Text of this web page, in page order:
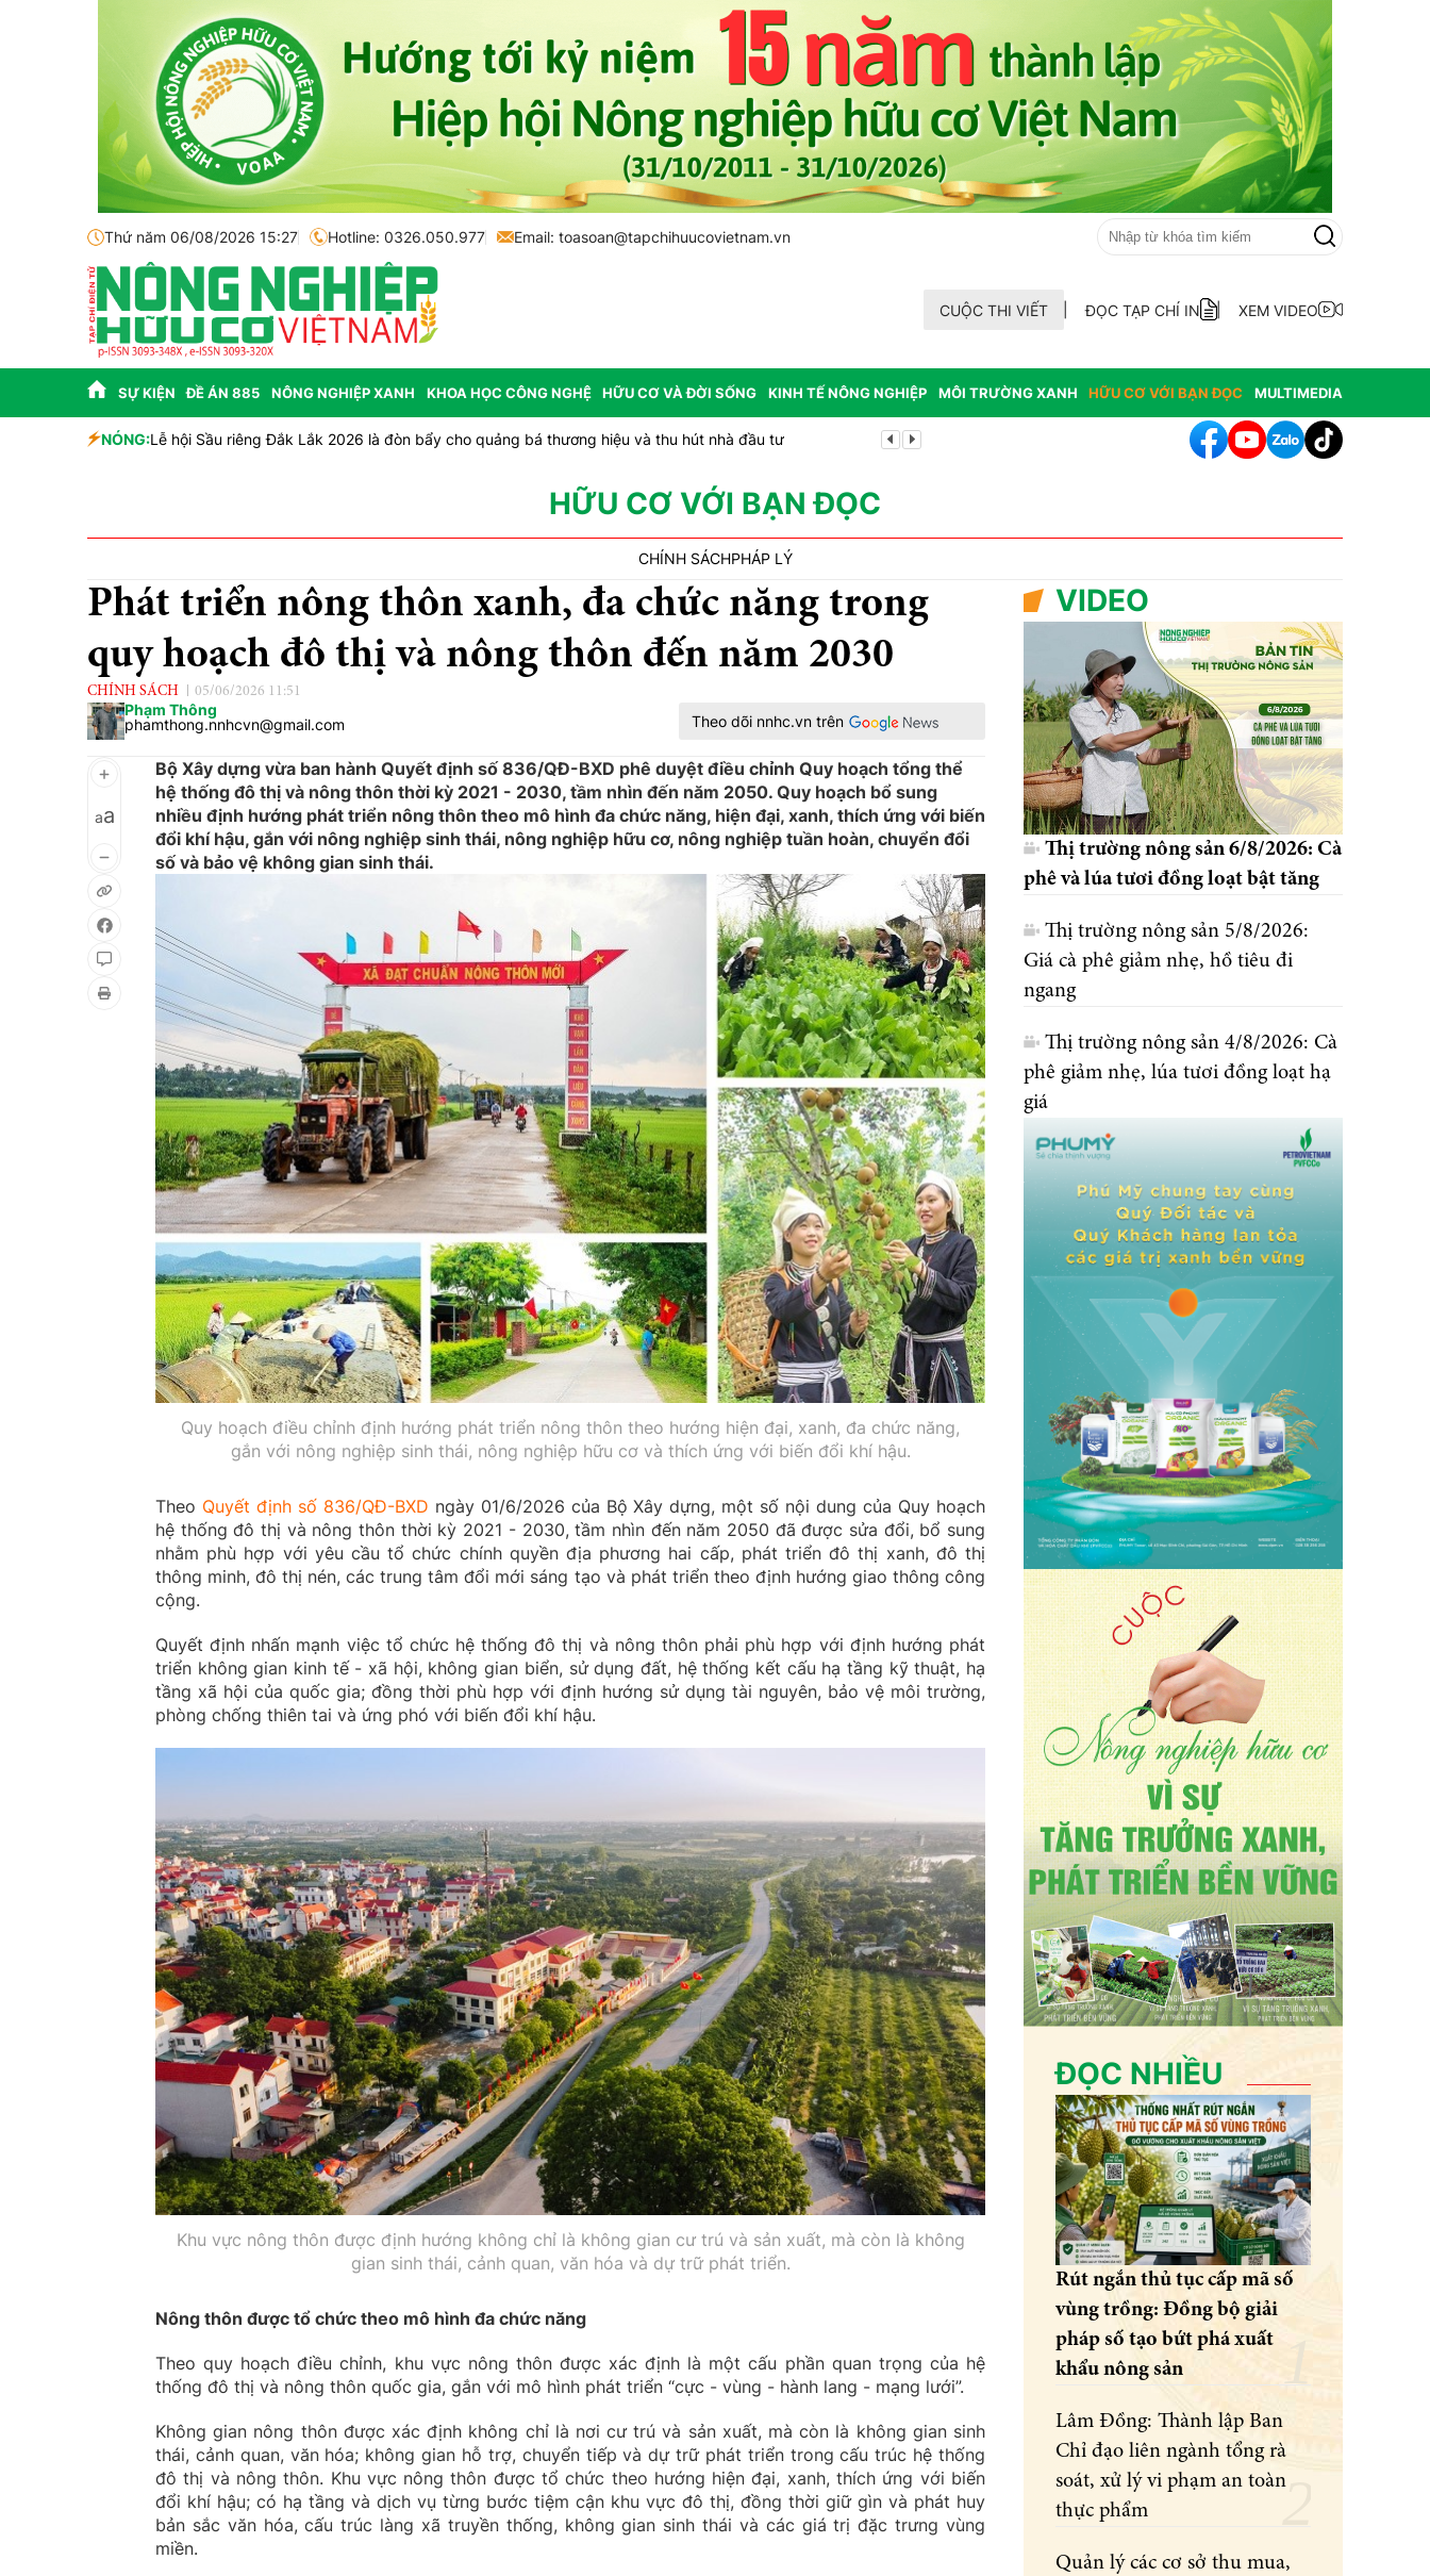
Thứ năm 06/08/2026 15:27 Hotline: 0326.050.977 Email: toasoan@tapchihuucovietnam.vn
CUỘC THI VIẾT ĐỌC TẠP CHÍ IN XEM VIDEO
SỰ KIỆN ĐỀ ÁN 885 NÔNG NGHIỆP XANH KHOA HỌC CÔNG NGHỆ HỮU CƠ VÀ ĐỜI SỐNG KINH TẾ NÔNG NGHIỆP MÔI TRƯỜNG XANH HỮU CƠ VỚI BẠN ĐỌC MULTIMEDIA
NÓNG:Lễ hội Sầu riêng Đắk Lắk 2026 là đòn bẩy cho quảng bá thương hiệu và thu hút nhà đầu tư Bắc Ninh công bố quy hoạch chiến lược, chính thức đạt tiêu chí đô thị loại I
HỮU CƠ VỚI BẠN ĐỌC
CHÍNH SÁCHPHÁP LÝ
Phát triển nông thôn xanh, đa chức năng trong
quy hoạch đô thị và nông thôn đến năm 2030
CHÍNH SÁCH 05/06/2026 11:51
Phạm Thông
phamthong.nnhcvn@gmail.com
Theo dõi nnhc.vn trên
aa
Bộ Xây dựng vừa ban hành Quyết định số 836/QĐ-BXD phê duyệt điều chỉnh Quy hoạch tổng thể
hệ thống đô thị và nông thôn thời kỳ 2021 - 2030, tầm nhìn đến năm 2050. Quy hoạch bổ sung
nhiều định hướng phát triển nông thôn theo mô hình đa chức năng, hiện đại, xanh, thích ứng với biến
đổi khí hậu, gắn với nông nghiệp sinh thái, nông nghiệp hữu cơ, nông nghiệp tuần hoàn, chuyển đổi
số và bảo vệ không gian sinh thái.
Quy hoạch điều chỉnh định hướng phát triển nông thôn theo hướng hiện đại, xanh, đa chức năng,
gắn với nông nghiệp sinh thái, nông nghiệp hữu cơ và thích ứng với biến đổi khí hậu.
Theo Quyết định số 836/QĐ-BXD ngày 01/6/2026 của Bộ Xây dựng, một số nội dung của Quy hoạch
hệ thống đô thị và nông thôn thời kỳ 2021 - 2030, tầm nhìn đến năm 2050 đã được sửa đổi, bổ sung
nhằm phù hợp với yêu cầu tổ chức chính quyền địa phương hai cấp, phát triển đô thị xanh, đô thị
thông minh, đô thị nén, các trung tâm đổi mới sáng tạo và phát triển theo định hướng giao thông công
cộng.
Quyết định nhấn mạnh việc tổ chức hệ thống đô thị và nông thôn phải phù hợp với định hướng phát
triển không gian kinh tế - xã hội, không gian biển, sử dụng đất, hệ thống kết cấu hạ tầng kỹ thuật, hạ
tầng xã hội của quốc gia; đồng thời phù hợp với định hướng sử dụng tài nguyên, bảo vệ môi trường,
phòng chống thiên tai và ứng phó với biến đổi khí hậu.
Khu vực nông thôn được định hướng không chỉ là không gian cư trú và sản xuất, mà còn là không
gian sinh thái, cảnh quan, văn hóa và dự trữ phát triển.
Nông thôn được tổ chức theo mô hình đa chức năng
Theo quy hoạch điều chỉnh, khu vực nông thôn được xác định là một cấu phần quan trọng của hệ
thống đô thị và nông thôn quốc gia, gắn với mô hình phát triển “cực - vùng - hành lang - mạng lưới”.
Không gian nông thôn được xác định không chỉ là nơi cư trú và sản xuất, mà còn là không gian sinh
thái, cảnh quan, văn hóa; không gian hỗ trợ, chuyển tiếp và dự trữ phát triển trong cấu trúc hệ thống
đô thị và nông thôn. Khu vực nông thôn được tổ chức theo hướng hiện đại, xanh, thích ứng với biến
đổi khí hậu; có hạ tầng và dịch vụ từng bước tiệm cận khu vực đô thị, đồng thời giữ gìn và phát huy
bản sắc văn hóa, cấu trúc làng xã truyền thống, không gian sinh thái và các giá trị đặc trưng vùng
miền.
VIDEO
Thị trường nông sản 6/8/2026: Cà
phê và lúa tươi đồng loạt bật tăng
Thị trường nông sản 5/8/2026:
Giá cà phê giảm nhẹ, hồ tiêu đi
ngang
Thị trường nông sản 4/8/2026: Cà
phê giảm nhẹ, lúa tươi đồng loạt hạ
giá
ĐỌC NHIỀU
Rút ngắn thủ tục cấp mã số
vùng trồng: Đồng bộ giải
pháp số tạo bứt phá xuất
khẩu nông sản
Lâm Đồng: Thành lập Ban
Chỉ đạo liên ngành tổng rà
soát, xử lý vi phạm an toàn
thực phẩm
Quản lý các cơ sở thu mua,